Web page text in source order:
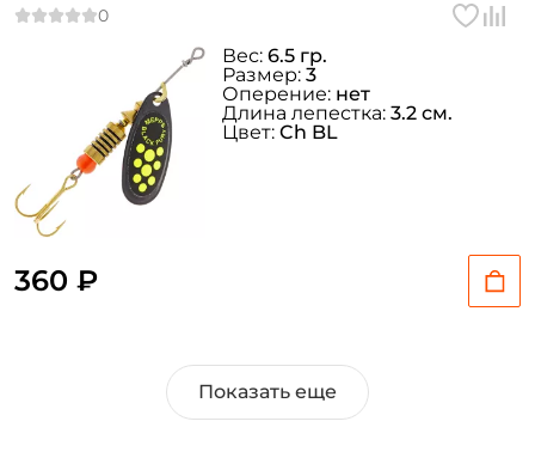
360 ₽
Вес: 6.5 гр.
Размер: 3
Оперение: нет
Длина лепестка: 3.2 см.
Цвет: Ch BL
Показать еще